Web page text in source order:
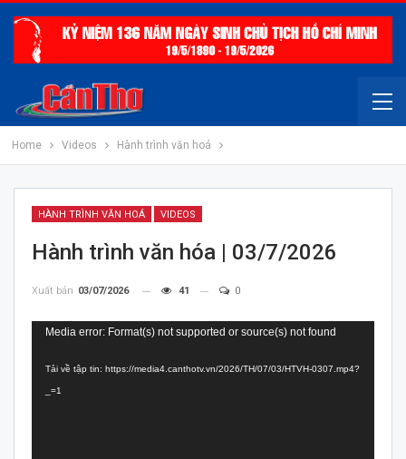
Home Videos Hành trình văn hoá
HÀNH TRÌNH VĂN HOÁ VIDEOS
Hành trình văn hóa | 03/7/2026
Xuất bản 03/07/2026 41 0
Trình
Video
Media error: Format(s) not supported or source(s) not found
Tải về tập tin: https://media4.canthotv.vn/2026/TH/07/03/HTVH-0307.mp4?
_=1